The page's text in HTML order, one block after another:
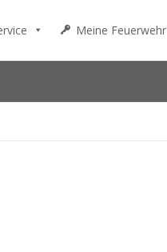
Meine Feuerwehr